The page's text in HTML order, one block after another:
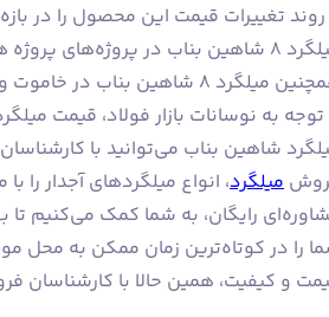
تغییرات قیمت این محصول را در
میلگرد 8 شاهین بناب در پروژه‌های
8 شاهین بناب در خاموت و آرماتور عرضی برای تیر، ستون و دیوار حائل کاربرد دارد.
شاهین بناب می‌توانید با
میلگرد، انواع میلگردهای آجدار را
رایگان، به شما کمک می‌کنیم تا
و کیفیت، همین حالا با کارشناسان